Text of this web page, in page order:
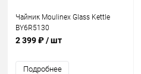
Чайник Moulinex Glass Kettle
BY6R5130
2 399 ₽/ шт
Подробнее